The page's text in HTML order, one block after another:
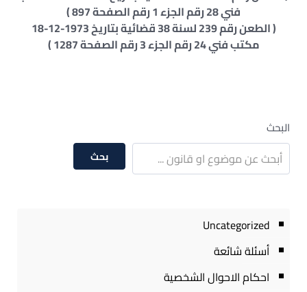
فني 28 رقم الجزء 1 رقم الصفحة 897 )
( الطعن رقم 239 لسنة 38 قضائية بتاريخ 1973-12-18
مكتب فني 24 رقم الجزء 3 رقم الصفحة 1287 )
البحث
بحث
Uncategorized
أسئلة شائعة
احكام الاحوال الشخصية